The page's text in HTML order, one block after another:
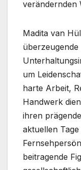
verändernden
Madita van
um
harte Arbeit,
Handwerk
ihren
aktuellen
beitragende